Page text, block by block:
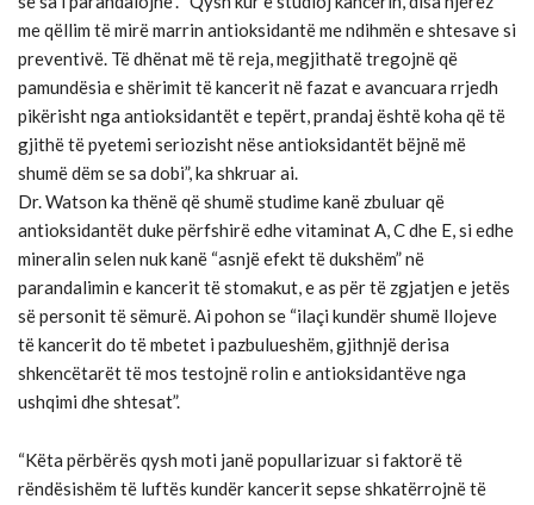
me qëllim të mirë marrin antioksidantë me ndihmën e shtesave si
preventivë. Të dhënat më të reja, megjithatë tregojnë që
pamundësia e shërimit të kancerit në fazat e avancuara rrjedh
pikërisht nga antioksidantët e tepërt, prandaj është koha që të
gjithë të pyetemi seriozisht nëse antioksidantët bëjnë më
shumë dëm se sa dobi”, ka shkruar ai.
Dr. Watson ka thënë që shumë studime kanë zbuluar që
antioksidantët duke përfshirë edhe vitaminat A, C dhe E, si edhe
mineralin selen nuk kanë “asnjë efekt të dukshëm” në
parandalimin e kancerit të stomakut, e as për të zgjatjen e jetës
së personit të sëmurë. Ai pohon se “ilaçi kundër shumë llojeve
të kancerit do të mbetet i pazbulueshëm, gjithnjë derisa
shkencëtarët të mos testojnë rolin e antioksidantëve nga
ushqimi dhe shtesat”.
“Këta përbërës qysh moti janë popullarizuar si faktorë të
rëndësishëm të luftës kundër kancerit sepse shkatërrojnë të